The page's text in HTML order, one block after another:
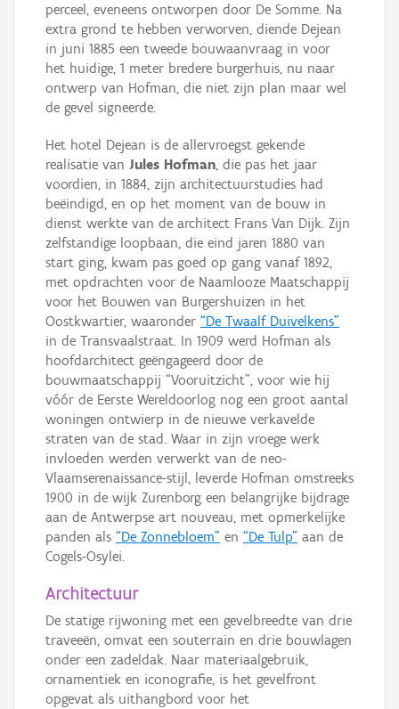
perceel, eveneens ontworpen door De Somme. Na
extra grond te hebben verworven, diende Dejean
in juni 1885 een tweede bouwaanvraag in voor
het huidige, 1 meter bredere burgerhuis, nu naar
ontwerp van Hofman, die niet zijn plan maar wel
de gevel signeerde.
Het hotel Dejean is de allervroegst gekende
realisatie van Jules Hofman, die pas het jaar
voordien, in 1884, zijn architectuurstudies had
beëindigd, en op het moment van de bouw in
dienst werkte van de architect Frans Van Dijk. Zijn
zelfstandige loopbaan, die eind jaren 1880 van
start ging, kwam pas goed op gang vanaf 1892,
met opdrachten voor de Naamlooze Maatschappij
voor het Bouwen van Burgershuizen in het
Oostkwartier, waaronder “De Twaalf Duivelkens”
in de Transvaalstraat. In 1909 werd Hofman als
hoofdarchitect geëngageerd door de
bouwmaatschappij “Vooruitzicht”, voor wie hij
vóór de Eerste Wereldoorlog nog een groot aantal
woningen ontwierp in de nieuwe verkavelde
straten van de stad. Waar in zijn vroege werk
invloeden werden verwerkt van de neo-
Vlaamserenaissance-stijl, leverde Hofman omstreeks
1900 in de wijk Zurenborg een belangrijke bijdrage
aan de Antwerpse art nouveau, met opmerkelijke
panden als “De Zonnebloem” en “De Tulp” aan de
Cogels-Osylei.
Architectuur
De statige rijwoning met een gevelbreedte van drie
traveeën, omvat een souterrain en drie bouwlagen
onder een zadeldak. Naar materiaalgebruik,
ornamentiek en iconografie, is het gevelfront
opgevat als uithangbord voor het